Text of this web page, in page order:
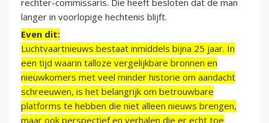
rechter-commissaris. Die heeft besloten dat de man
langer in voorlopige hechtenis blijft.
Even dit:
Luchtvaartnieuws bestaat inmiddels bijna 25 jaar. In
een tijd waarin talloze vergelijkbare bronnen en
nieuwkomers met veel minder historie om aandacht
schreeuwen, is het belangrijk om betrouwbare
platforms te hebben die niet alleen nieuws brengen,
maar ook perspectief en verhalen die er echt toe